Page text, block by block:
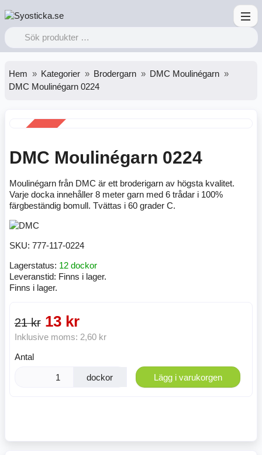
Hem Kategorier Brodergarn
DMC Moulinégarn
DMC Moulinégarn 0224
DMC Moulinégarn 0224
Moulinégarn från DMC är ett broderigarn av högsta kvalitet.
Varje docka innehåller 8 meter garn med 6 trådar i 100%
färgbeständig bomull. Tvättas i 60 grader C.
SKU: 777-117-0224
Lagerstatus: 12 dockor
Leveranstid: Finns i lager.
Finns i lager.
21 kr 13 kr
Inklusive moms: 2,60 kr
Antal
dockor Lägg i varukorgen